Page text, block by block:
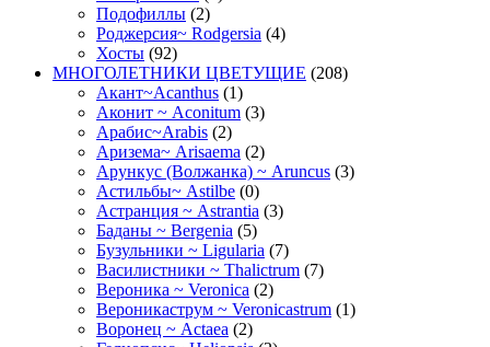
Подофиллы (2)
Роджерсия~ Rodgersia (4)
Хосты (92)
МНОГОЛЕТНИКИ ЦВЕТУЩИЕ (208)
Акант~Acanthus (1)
Аконит ~ Aconitum (3)
Арабис~Arabis (2)
Аризема~ Arisaema (2)
Арункус (Волжанка) ~ Aruncus (3)
Астильбы~ Astilbe (0)
Астранция ~ Astrantia (3)
Баданы ~ Bergenia (5)
Бузульники ~ Ligularia (7)
Василистники ~ Thalictrum (7)
Вероника ~ Veronica (2)
Вероникаструм ~ Veronicastrum (1)
Воронец ~ Actaea (2)